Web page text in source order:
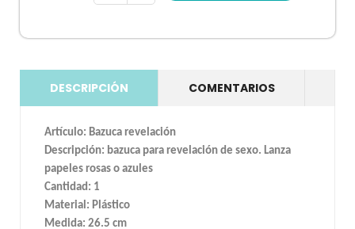
DESCRIPCIÓN COMENTARIOS
Artículo: Bazuca revelación
Descripción: bazuca para revelación de sexo. Lanza
papeles rosas o azules
Cantidad: 1
Material: Plástico
Medida: 26.5 cm